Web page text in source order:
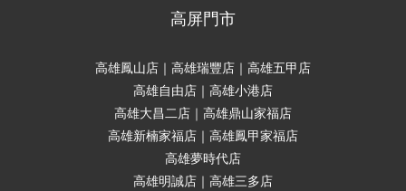
高屏門市
高雄鳳山店｜高雄瑞豐店｜高雄五甲店
高雄自由店｜高雄小港店
高雄大昌二店｜高雄鼎山家福店
高雄新楠家福店｜高雄鳳甲家福店
高雄夢時代店
高雄明誠店｜高雄三多店